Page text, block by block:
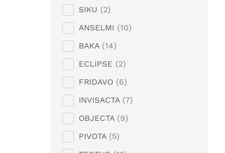
SIKU
2
ANSELMI
10
BAKA
14
ECLIPSE
2
FRIDAVO
6
INVISACTA
7
OBJECTA
9
PIVOTA
5